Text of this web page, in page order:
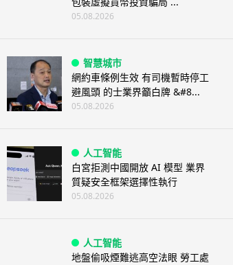
05.08.2026
智慧城市
網約車條例生效 有司機暫時停工
避風頭 的士業界籲白牌 &#8...
05.08.2026
人工智能
白宮拒測中國開放 AI 模型 業界
質疑安全框架選擇性執行
05.08.2026
人工智能
地盤偷吸煙難逃高空法眼 勞工處